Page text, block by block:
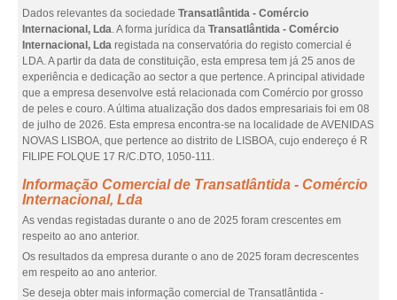
Dados relevantes da sociedade Transatlântida - Comércio
Internacional, Lda. A forma jurídica da Transatlântida - Comércio
Internacional, Lda registada na conservatória do registo comercial é
LDA. A partir da data de constituição, esta empresa tem já 25 anos de
experiência e dedicação ao sector a que pertence. A principal atividade
que a empresa desenvolve está relacionada com Comércio por grosso
de peles e couro. A última atualização dos dados empresariais foi em 08
de julho de 2026. Esta empresa encontra-se na localidade de AVENIDAS
NOVAS LISBOA, que pertence ao distrito de LISBOA, cujo endereço é R
FILIPE FOLQUE 17 R/C.DTO, 1050-111.
Informação Comercial de Transatlântida - Comércio
Internacional, Lda
As vendas registadas durante o ano de 2025 foram crescentes em
respeito ao ano anterior.
Os resultados da empresa durante o ano de 2025 foram decrescentes
em respeito ao ano anterior.
Se deseja obter mais informação comercial de Transatlântida -